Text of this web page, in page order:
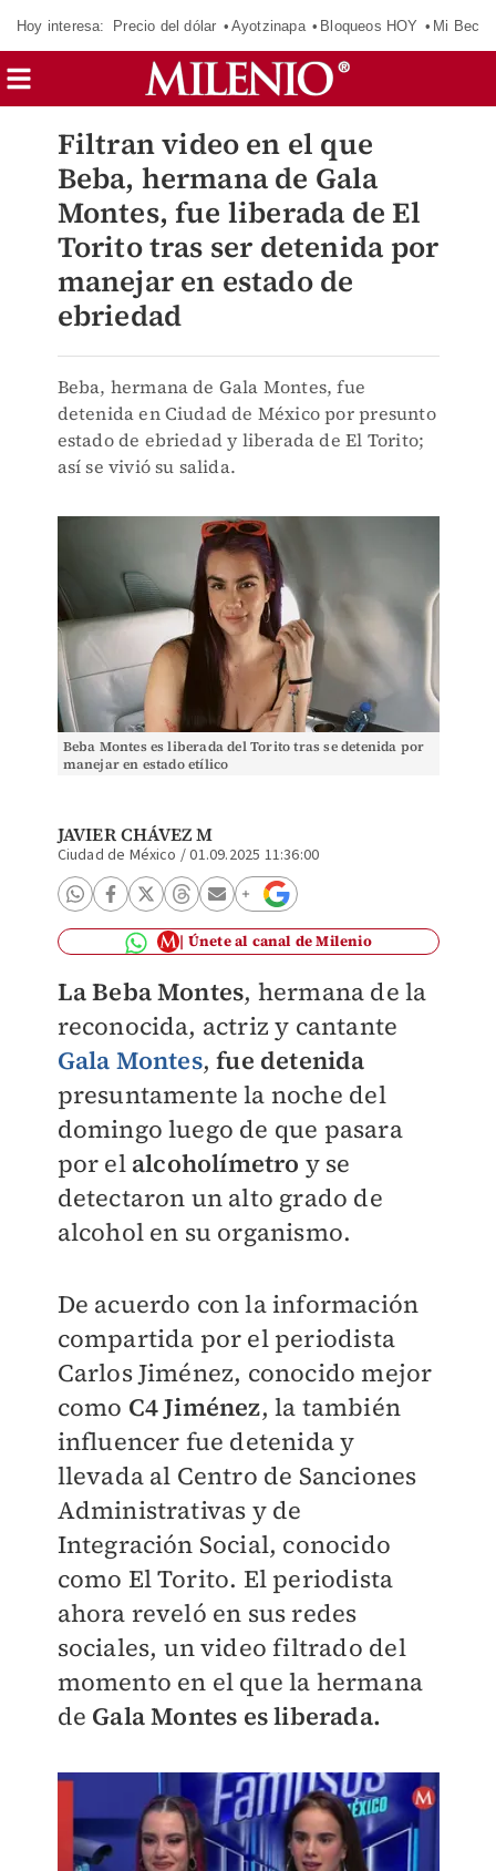
Hoy interesa: Precio del dólar Ayotzinapa Bloqueos HOY Mi Beca
Filtran video en el que
Beba, hermana de Gala
Montes, fue liberada de El
Torito tras ser detenida por
manejar en estado de
ebriedad
Beba, hermana de Gala Montes, fue
detenida en Ciudad de México por presunto
estado de ebriedad y liberada de El Torito;
así se vivió su salida.
Beba Montes es liberada del Torito tras se detenida por
manejar en estado etílico
JAVIER CHÁVEZ M
Ciudad de México /01.09.2025 11:36:00
Únete al canal de Milenio
La Beba Montes, hermana de la
reconocida, actriz y cantante
Gala Montes,fue detenida
presuntamente la noche del
domingo luego de que pasara
por el alcoholímetro y se
detectaron un alto grado de
alcohol en su organismo.
De acuerdo con la información
compartida por el periodista
Carlos Jiménez, conocido mejor
como C4 Jiménez, la también
influencer fue detenida y
llevada al Centro de Sanciones
Administrativas y de
Integración Social, conocido
como El Torito. El periodista
ahora reveló en sus redes
sociales, un video filtrado del
momento en el que la hermana
de Gala Montes es liberada.